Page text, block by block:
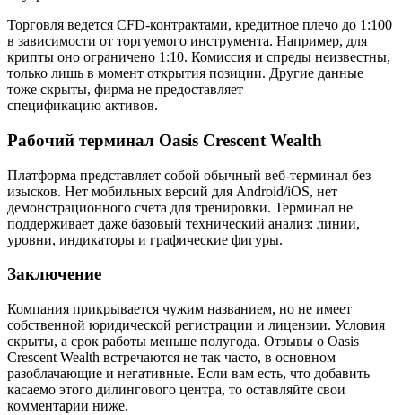
Торговля ведется CFD-контрактами, кредитное плечо до 1:100
в зависимости от торгуемого инструмента. Например, для
крипты оно ограничено 1:10. Комиссия и спреды неизвестны,
только лишь в момент открытия позиции. Другие данные
тоже скрыты, фирма не предоставляет
спецификацию активов.
Рабочий терминал Oasis Crescent Wealth
Платформа представляет собой обычный веб-терминал без
изысков. Нет мобильных версий для Android/iOS, нет
демонстрационного счета для тренировки. Терминал не
поддерживает даже базовый технический анализ: линии,
уровни, индикаторы и графические фигуры.
Заключение
Компания прикрывается чужим названием, но не имеет
собственной юридической регистрации и лицензии. Условия
скрыты, а срок работы меньше полугода. Отзывы о Oasis
Crescent Wealth встречаются не так часто, в основном
разоблачающие и негативные. Если вам есть, что добавить
касаемо этого дилингового центра, то оставляйте свои
комментарии ниже.